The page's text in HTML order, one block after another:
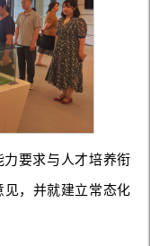
要求与人才培养衔
，并就建立常态化